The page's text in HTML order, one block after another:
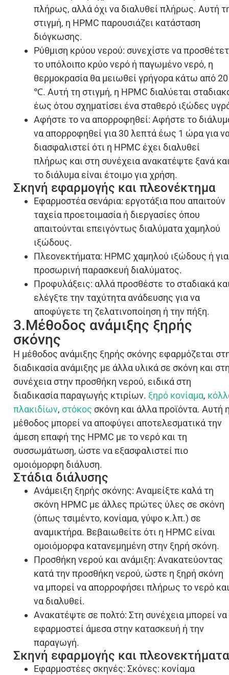
πλήρως, αλλά όχι να διαλυθεί πλήρως. Αυτή
στιγμή, η HPMC παρουσιάζει κατάσταση
διόγκωσης.
Ρύθμιση κρύου νερού: συνεχίστε να
το υπόλοιπο κρύο νερό ή παγωμένο νερό, η
θερμοκρασία θα μειωθεί γρήγορα κάτω από 20
℃. Αυτή τη στιγμή, η HPMC διαλύεται
έως ότου σχηματίσει ένα σταθερό ιξώδες
Αφήστε το να απορροφηθεί: Αφήστε το
να απορροφηθεί για 30 λεπτά έως 1 ώρα για
διασφαλιστεί ότι η HPMC έχει διαλυθεί
πλήρως και στη συνέχεια ανακατέψτε ξανά
το διάλυμα είναι έτοιμο για χρήση.
Σκηνή εφαρμογής και πλεονέκτημα
Εφαρμοστέα σενάρια: εργοτάξια που απαιτούν
ταχεία προετοιμασία ή διεργασίες όπου
απαιτούνται επειγόντως διαλύματα χαμηλού
ιξώδους.
Πλεονεκτήματα: HPMC χαμηλού ιξώδους ή για
προσωρινή παρασκευή διαλύματος.
Προφυλάξεις: αλλά προσθέστε το σταδιακά
ελέγξτε την ταχύτητα ανάδευσης για να
αποφύγετε τη ζελατινοποίηση ή την πήξη.
3.Μέθοδος ανάμιξης ξηρής
σκόνης
Η μέθοδος ανάμιξης ξηρής σκόνης εφαρμόζεται
διαδικασία ανάμιξης με άλλα υλικά σε σκόνη και
συνέχεια στην προσθήκη νερού, ειδικά στη
διαδικασία παραγωγής κτιρίων. ξηρό κονίαμα,
πλακιδίων, στόκος σκόνη και άλλα προϊόντα. Αυτή
μέθοδος μπορεί να αποφύγει αποτελεσματικά την
άμεση επαφή της HPMC με το νερό και τη
συσσωμάτωση, ώστε να εξασφαλιστεί πιο
ομοιόμορφη διάλυση.
Στάδια διάλυσης
Ανάμειξη ξηρής σκόνης: Αναμείξτε καλά τη
σκόνη HPMC με άλλες πρώτες ύλες σε σκόνη
(όπως τσιμέντο, κονίαμα, γύψο κ.λπ.) σε
αναμικτήρα. Βεβαιωθείτε ότι η HPMC είναι
ομοιόμορφα κατανεμημένη στην ξηρή σκόνη.
Προσθήκη νερού και ανάμιξη: Ανακατεύοντας
κατά την προσθήκη νερού, ώστε η ξηρή σκόνη
να μπορεί να απορροφήσει πλήρως το νερό και
να διαλυθεί.
Ανακατέψτε σε πολτό: Στη συνέχεια μπορεί να
εφαρμοστεί άμεσα στην κατασκευή ή την
παραγωγή.
Σκηνή εφαρμογής και πλεονεκτήματα
Εφαρμοστέες σκηνές: Σκόνες: κονίαμα